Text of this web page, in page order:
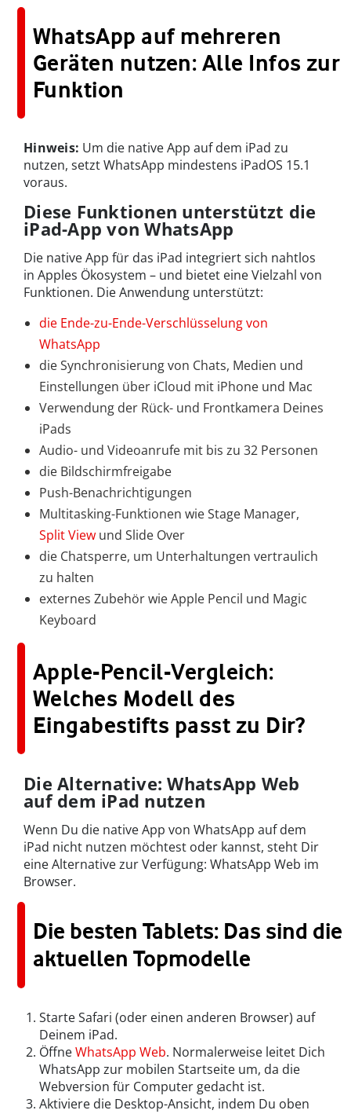
WhatsApp auf mehreren
Geräten nutzen: Alle Infos zur
Funktion
Hinweis: Um die native App auf dem iPad zu
nutzen, setzt WhatsApp mindestens iPadOS 15.1
voraus.
Diese Funktionen unterstützt die
iPad-App von WhatsApp
Die native App für das iPad integriert sich nahtlos
in Apples Ökosystem – und bietet eine Vielzahl von
Funktionen. Die Anwendung unterstützt:
die Ende-zu-Ende-Verschlüsselung von
WhatsApp
die Synchronisierung von Chats, Medien und
Einstellungen über iCloud mit iPhone und Mac
Verwendung der Rück- und Frontkamera Deines
iPads
Audio- und Videoanrufe mit bis zu 32 Personen
die Bildschirmfreigabe
Push-Benachrichtigungen
Multitasking-Funktionen wie Stage Manager,
Split View und Slide Over
die Chatsperre, um Unterhaltungen vertraulich
zu halten
externes Zubehör wie Apple Pencil und Magic
Keyboard
Apple-Pencil-Vergleich:
Welches Modell des
Eingabestifts passt zu Dir?
Die Alternative: WhatsApp Web
auf dem iPad nutzen
Wenn Du die native App von WhatsApp auf dem
iPad nicht nutzen möchtest oder kannst, steht Dir
eine Alternative zur Verfügung: WhatsApp Web im
Browser.
Die besten Tablets: Das sind die
aktuellen Topmodelle
Starte Safari (oder einen anderen Browser) auf
Deinem iPad.
ÖffneWhatsApp Web. Normalerweise leitet Dich
WhatsApp zur mobilen Startseite um, da die
Webversion für Computer gedacht ist.
Aktiviere die Desktop-Ansicht, indem Du oben